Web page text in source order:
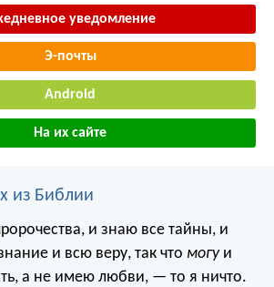
уведомление
Э-почты
Android
На их сайте
из Библии
и знаю все тайны, и
и всю веру, так что могуи
а не имею любви, — то я ничто.